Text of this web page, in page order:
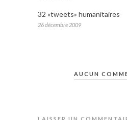
32 «tweets» humanitaires
26 décembre 2009
AUCUN
LAISSER UN